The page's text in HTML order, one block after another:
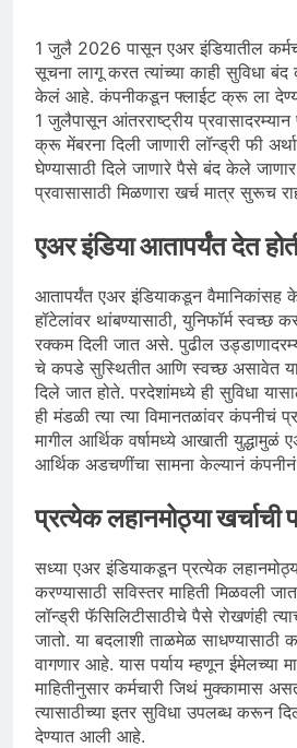
1 जुलै 2026 पासून एअर इंडियातील
सूचना लागू करत त्यांच्या काही सुविधा
केलं आहे. कंपनीकडून फ्लाईट क्रू ला
1 जुलैपासून आंतरराष्ट्रीय प्रवासादरम्यान
क्रू मेंबरना दिली जाणारी लॉन्ड्री फी
घेण्यासाठी दिले जाणारे पैसे बंद केले
प्रवासासाठी मिळणारा खर्च मात्र सुरूच
एअर इंडिया आतापर्यंत देत
आतापर्यंत एअर इंडियाकडून वैमानिकांसह
हॉटेलांवर थांबण्यासाठी, युनिफॉर्म स्वच्छ
रक्कम दिली जात असे. पुढील
चे कपडे सुस्थितीत आणि स्वच्छ असावेत
दिले जात होते. परदेशांमध्ये ही सुविधा
ही मंडळी त्या त्या विमानतळांवर कंपनीचं
मागील आर्थिक वर्षामध्ये आखाती युद्धामुळं
आर्थिक अडचणींचा सामना केल्यानं कंपनीनं
प्रत्येक लहानमोठ्या
सध्या एअर इंडियाकडून प्रत्येक
करण्यासाठी सविस्तर माहिती मिळवली
लॉन्ड्री फॅसिलिटीसाठीचे पैसे रोखणंही
जातो. या बदलाशी ताळमेळ साधण्यासाठी
वागणार आहे. यास पर्याय म्हणून ईमेलच्या
माहितीनुसार कर्मचारी जिथं मुक्कामास
त्यासाठीच्या इतर सुविधा उपलब्ध करून
देण्यात आली आहे.